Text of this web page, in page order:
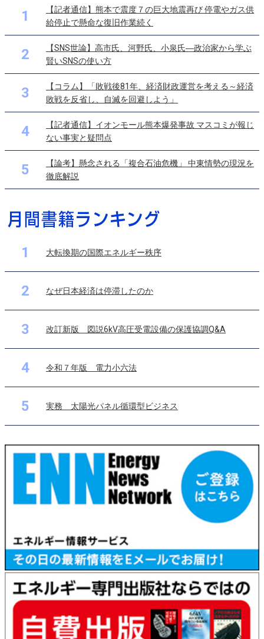
1
【記者通信】熊本で震度７の巨大地震再び 停電やガス供
給停止で懸命な復旧作業続く
2
【SNS世論】高市氏、河野氏、小泉氏―政治家から学ぶ
賢いSNSの使い方
3
【コラム】「敗戦後81年、経済財政運営を考える～経済
敗戦を反省し、自滅を回避しよう」
4
【記者通信】イオンモール熊本爆発事故 マスコミが報じ
ない事実と疑問点
5
【論考】懸念される「複合石油危機」 中東情勢の現況を
徹底解説
1 大転換期の国際エネルギー秩序
2 なぜ日本経済は停滞したのか
3 改訂新版 図説6kV高圧受電設備の保護協調Q&A
4 令和７年版 電力小六法
5 実務 太陽光パネル循環型ビジネス